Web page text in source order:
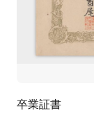
卒業証書